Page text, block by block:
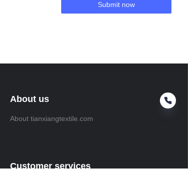
Submit now
About us
About tianxiangtextile.com
Customer services